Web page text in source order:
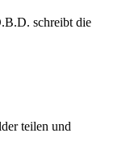
schreibt die
teilen und